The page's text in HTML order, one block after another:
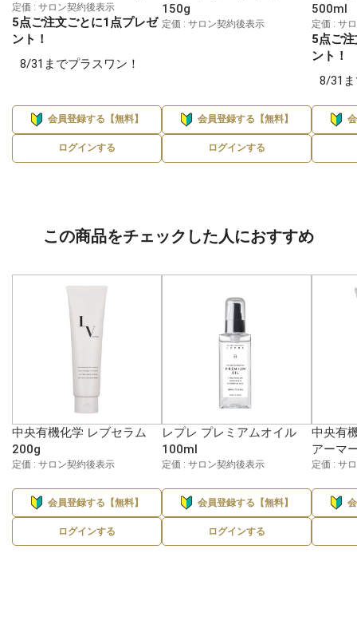
定価 : サロン契約後表示
5点ご注文ごとに1点プレゼ
ント！
8/31までプラスワン！
会員登録する【無料】
ログインする
150g
定価 : サロン契約後表示
会員登録する【無料】
ログインする
500ml
定価 : サ
5点ご
ント！
8/31
この商品をチェックした人におすすめ
中央有機化学 レブセラム
200g
定価 : サロン契約後表示
会員登録する【無料】
ログインする
レプレ プレミアムオイル
100ml
定価 : サロン契約後表示
会員登録する【無料】
ログインする
中央有
アーマ
定価 : サ